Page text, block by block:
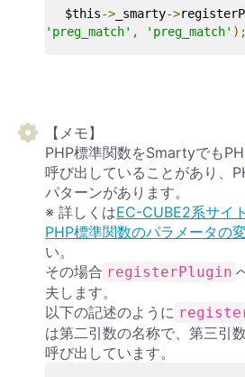
$this->_smarty->
'preg_match' , 'preg_match' );
【メモ】
PHP標準関数をSmartyでも
呼び出していることがあり、
パターンがあります。
※ 詳しくはEC-CUBE2系サ
PHP標準関数のパラメータの
い。
その場合 registerPlugin
夫します。
以下の記述のように
は第二引数の名称で、第三引
呼び出しています。